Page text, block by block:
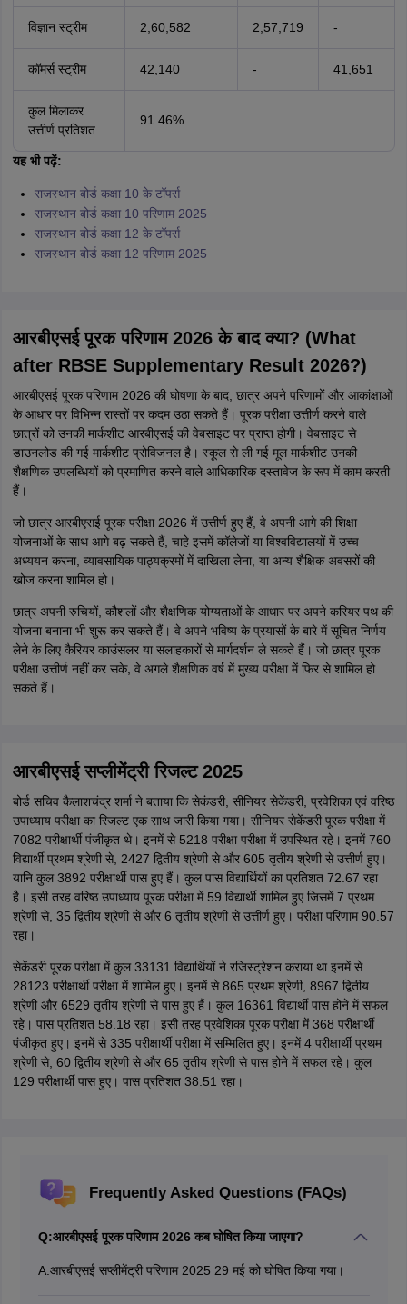
विज्ञान स्ट्रीम 2,60,582 2,57,719 -
कॉमर्स स्ट्रीम 42,140 - 41,651
कुल मिलाकर
उत्तीर्ण प्रतिशत
91.46%
यह भी पढ़ें:
राजस्थान बोर्ड कक्षा 10 के टॉपर्स
राजस्थान बोर्ड कक्षा 10 परिणाम 2025
राजस्थान बोर्ड कक्षा 12 के टॉपर्स
राजस्थान बोर्ड कक्षा 12 परिणाम 2025
आरबीएसई पूरक परिणाम 2026 के बाद क्या? (What
after RBSE Supplementary Result 2026?)
आरबीएसई पूरक परिणाम 2026 की घोषणा के बाद, छात्र अपने परिणामों और आकांक्षाओं
के आधार पर विभिन्न रास्तों पर कदम उठा सकते हैं। पूरक परीक्षा उत्तीर्ण करने वाले
छात्रों को उनकी मार्कशीट आरबीएसई की वेबसाइट पर प्राप्त होगी। वेबसाइट से
डाउनलोड की गई मार्कशीट प्रोविजनल है। स्कूल से ली गई मूल मार्कशीट उनकी
शैक्षणिक उपलब्धियों को प्रमाणित करने वाले आधिकारिक दस्तावेज के रूप में काम करती
हैं।
जो छात्र आरबीएसई पूरक परीक्षा 2026 में उत्तीर्ण हुए हैं, वे अपनी आगे की शिक्षा
योजनाओं के साथ आगे बढ़ सकते हैं, चाहे इसमें कॉलेजों या विश्वविद्यालयों में उच्च
अध्ययन करना, व्यावसायिक पाठ्यक्रमों में दाखिला लेना, या अन्य शैक्षिक अवसरों की
खोज करना शामिल हो।
छात्र अपनी रुचियों, कौशलों और शैक्षणिक योग्यताओं के आधार पर अपने करियर पथ की
योजना बनाना भी शुरू कर सकते हैं। वे अपने भविष्य के प्रयासों के बारे में सूचित निर्णय
लेने के लिए कैरियर काउंसलर या सलाहकारों से मार्गदर्शन ले सकते हैं। जो छात्र पूरक
परीक्षा उत्तीर्ण नहीं कर सके, वे अगले शैक्षणिक वर्ष में मुख्य परीक्षा में फिर से शामिल हो
सकते हैं।
आरबीएसई सप्लीमेंट्री रिजल्ट 2025
बोर्ड सचिव कैलाशचंद्र शर्मा ने बताया कि सेकंडरी, सीनियर सेकेंडरी, प्रवेशिका एवं वरिष्ठ
उपाध्याय परीक्षा का रिजल्ट एक साथ जारी किया गया। सीनियर सेकेंडरी पूरक परीक्षा में
7082 परीक्षार्थी पंजीकृत थे। इनमें से 5218 परीक्षा परीक्षा में उपस्थित रहे। इनमें 760
विद्यार्थी प्रथम श्रेणी से, 2427 द्वितीय श्रेणी से और 605 तृतीय श्रेणी से उत्तीर्ण हुए।
यानि कुल 3892 परीक्षार्थी पास हुए हैं। कुल पास विद्यार्थियों का प्रतिशत 72.67 रहा
है। इसी तरह वरिष्ठ उपाध्याय पूरक परीक्षा में 59 विद्यार्थी शामिल हुए जिसमें 7 प्रथम
श्रेणी से, 35 द्वितीय श्रेणी से और 6 तृतीय श्रेणी से उत्तीर्ण हुए। परीक्षा परिणाम 90.57
रहा।
सेकेंडरी पूरक परीक्षा में कुल 33131 विद्यार्थियों ने रजिस्ट्रेशन कराया था इनमें से
28123 परीक्षार्थी परीक्षा में शामिल हुए। इनमें से 865 प्रथम श्रेणी, 8967 द्वितीय
श्रेणी और 6529 तृतीय श्रेणी से पास हुए हैं। कुल 16361 विद्यार्थी पास होने में सफल
रहे। पास प्रतिशत 58.18 रहा। इसी तरह प्रवेशिका पूरक परीक्षा में 368 परीक्षार्थी
पंजीकृत हुए। इनमें से 335 परीक्षार्थी परीक्षा में सम्मिलित हुए। इनमें 4 परीक्षार्थी प्रथम
श्रेणी से, 60 द्वितीय श्रेणी से और 65 तृतीय श्रेणी से पास होने में सफल रहे। कुल
129 परीक्षार्थी पास हुए। पास प्रतिशत 38.51 रहा।
Frequently Asked Questions (FAQs)
Q:आरबीएसई पूरक परिणाम 2026 कब घोषित किया जाएगा?
A:आरबीएसई सप्लीमेंट्री परिणाम 2025 29 मई को घोषित किया गया।